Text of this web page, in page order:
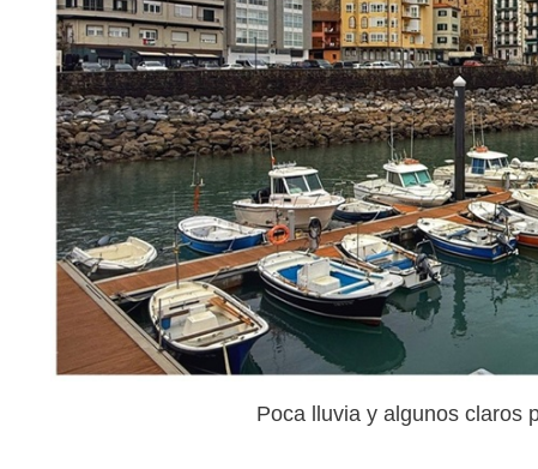
Poca lluvia y algunos claros